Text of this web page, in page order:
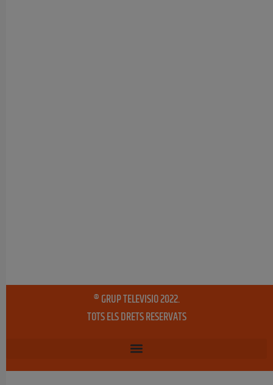
® GRUP TELEVISIO 2022.
TOTS ELS DRETS RESERVATS